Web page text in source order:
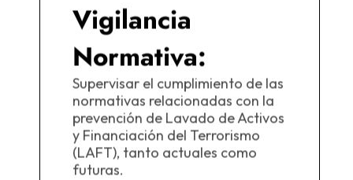
Vigilancia
Normativa:
Supervisar el cumplimiento de las
normativas relacionadas con la
prevención de Lavado de Activos
y Financiación del Terrorismo
(LAFT), tanto actuales como
futuras.